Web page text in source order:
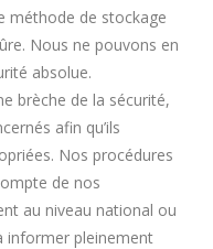
méthode de stockage
Nous ne pouvons en
absolue.
brèche de la sécurité,
afin qu’ils
Nos procédures
de nos
au niveau national ou
informer pleinement